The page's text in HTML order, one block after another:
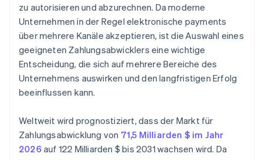
zu autorisieren und abzurechnen. Da moderne
Unternehmen in der Regel elektronische payments
über mehrere Kanäle akzeptieren, ist die Auswahl eines
geeigneten Zahlungsabwicklers eine wichtige
Entscheidung, die sich auf mehrere Bereiche des
Unternehmens auswirken und den langfristigen Erfolg
beeinflussen kann.
Weltweit wird prognostiziert, dass der Markt für
Zahlungsabwicklung von 71,5 Milliarden $ im Jahr
2026 auf 122 Milliarden $ bis 2031 wachsen wird. Da